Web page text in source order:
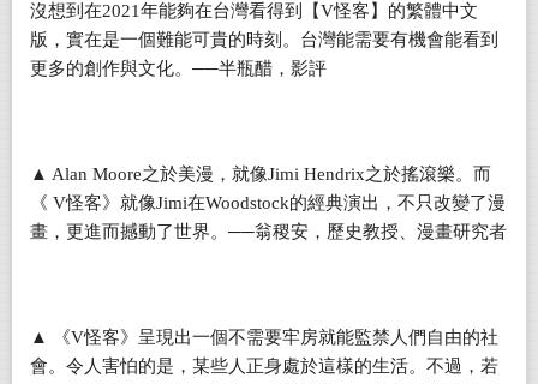
沒想到在2021年能夠在台灣看得到【V怪客】的繁體中文
版，實在是一個難能可貴的時刻。台灣能需要有機會能看到
更多的創作與文化。 ──半瓶醋，影評
▲ Alan Moore之於美漫，就像Jimi Hendrix之於搖滾樂。而
《 V怪客》就像Jimi在Woodstock的經典演出，不只改變了漫
畫，更進而撼動了世界。 ──翁稷安，歷史教授、漫畫研究者
▲ 《V怪客》呈現出一個不需要牢房就能監禁人們自由的社
會。令人害怕的是，某些人正身處於這樣的生活。不過，若